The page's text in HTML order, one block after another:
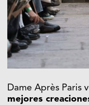
Dame Après Paris
mejores